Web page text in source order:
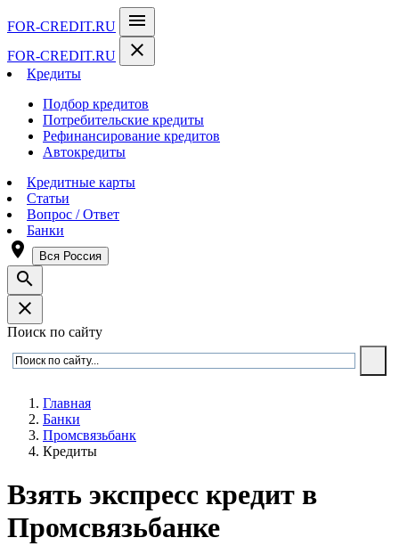
FOR-CREDIT.RU menu
FOR-CREDIT.RU close
Кредиты
Подбор кредитов
Потребительские кредиты
Рефинансирование кредитов
Автокредиты
Кредитные карты
Статьи
Вопрос / Ответ
Банки
room Вся Россия
search
close
Поиск по сайту
Главная
Банки
Промсвязьбанк
Кредиты
Взять экспресс кредит в
Промсвязьбанке